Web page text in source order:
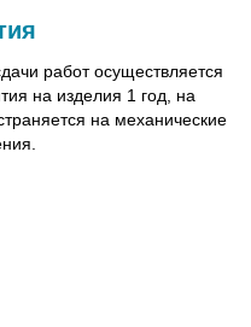
работ осуществляется
на изделия 1 год, на
на механические